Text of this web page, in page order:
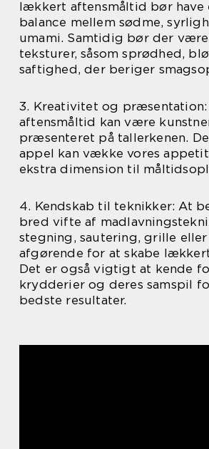
lækkert aftensmåltid bør have
balance mellem sødme,
umami. Samtidig bør der
teksturer, såsom sprødhed,
saftighed, der beriger
3. Kreativitet og
aftensmåltid kan være
præsenteret på tallerkenen.
appel kan vække vores
ekstra dimension til
4. Kendskab til teknikker: At
bred vifte af
stegning, sautering, grille
afgørende for at skabe
Det er også vigtigt at kende
krydderier og deres samspil
bedste resultater.